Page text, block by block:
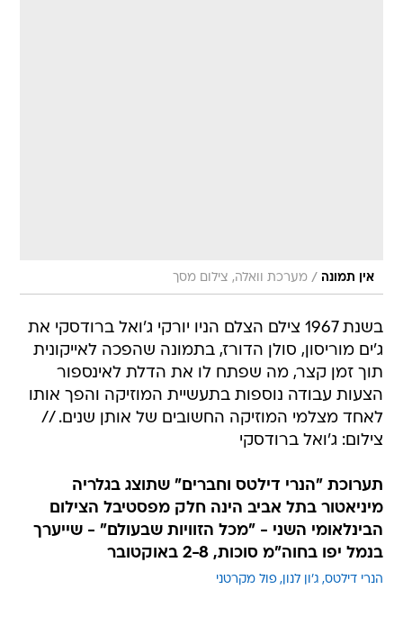
אין תמונה / מערכת וואלה, צילום מסך
בשנת 1967 צילם הצלם הניו יורקי ג'ואל ברודסקי את
ג'ים מוריסון, סולן הדורז, בתמונה שהפכה לאייקונית
תוך זמן קצר, מה שפתח לו את הדלת לאינספור
הצעות עבודה נוספות בתעשיית המוזיקה והפך אותו
לאחד מצלמי המוזיקה החשובים של אותן שנים. //
צילום: ג'ואל ברודסקי
תערוכת "הנרי דילטס וחברים" שתוצג בגלריה
מיניאטור בתל אביב הינה חלק מפסטיבל הצילום
הבינלאומי השני - "מכל הזוויות שבעולם" - שייערך
בנמל יפו בחוה"מ סוכות, 2-8 באוקטובר
הנרי דילטס ג'ון לנון פול מקרטני